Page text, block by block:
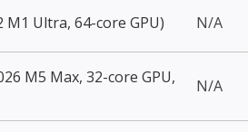
M1 Ultra, 64-core GPU) N/A
M5 Max, 32-core GPU,
N/A